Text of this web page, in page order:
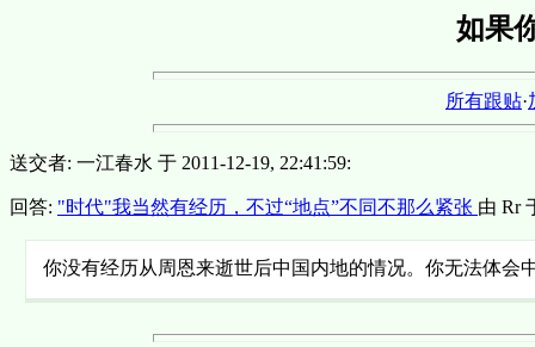
如果
所有跟贴·
送交者: 一江春水 于 2011-12-19, 22:41:59:
回答: "时代"我当然有经历，不过“地点”不同不那么紧张 由 Rr
你没有经历从周恩来逝世后中国内地的情况。你无法体会